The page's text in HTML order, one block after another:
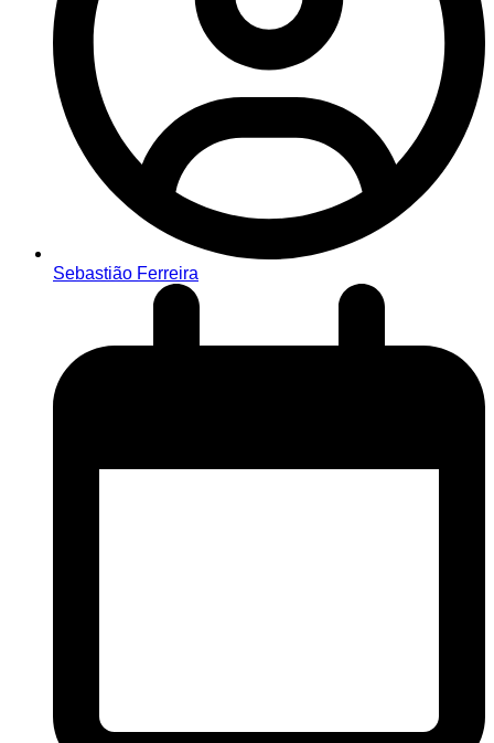
Sebastião Ferreira